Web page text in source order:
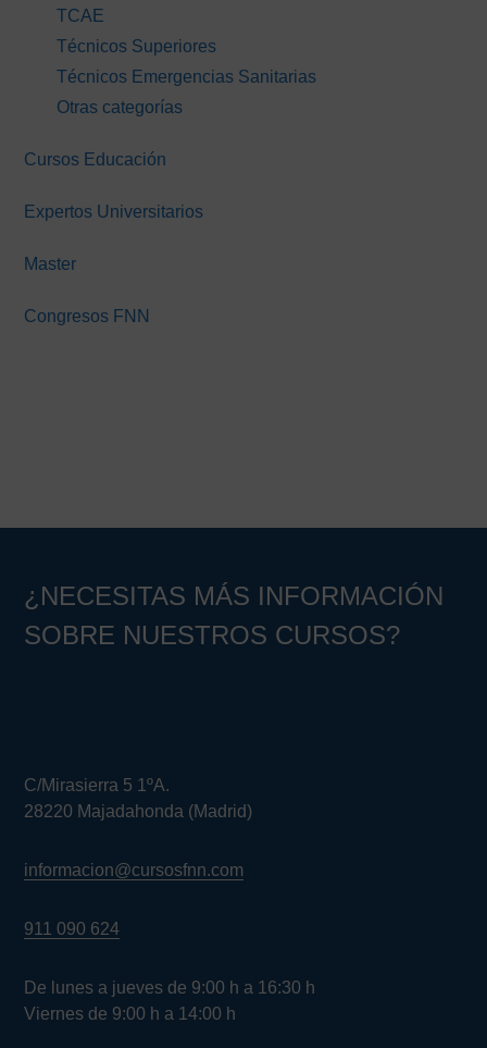
TCAE
Técnicos Superiores
Técnicos Emergencias Sanitarias
Otras categorías
Cursos Educación
Expertos Universitarios
Master
Congresos FNN
¿NECESITAS MÁS INFORMACIÓN
SOBRE NUESTROS CURSOS?
C/Mirasierra 5 1ºA.
28220 Majadahonda (Madrid)
informacion@cursosfnn.com
911 090 624
De lunes a jueves de 9:00 h a 16:30 h
Viernes de 9:00 h a 14:00 h